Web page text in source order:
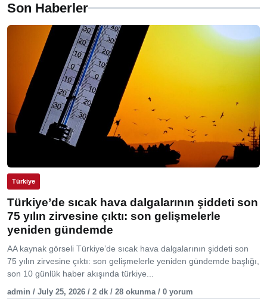
Son Haberler
Türkiye
Türkiye’de sıcak hava dalgalarının şiddeti son
75 yılın zirvesine çıktı: son gelişmelerle
yeniden gündemde
AA kaynak görseli Türkiye’de sıcak hava dalgalarının şiddeti son
75 yılın zirvesine çıktı: son gelişmelerle yeniden gündemde başlığı,
son 10 günlük haber akışında türkiye...
admin / July 25, 2026 / 2 dk / 28 okunma / 0 yorum